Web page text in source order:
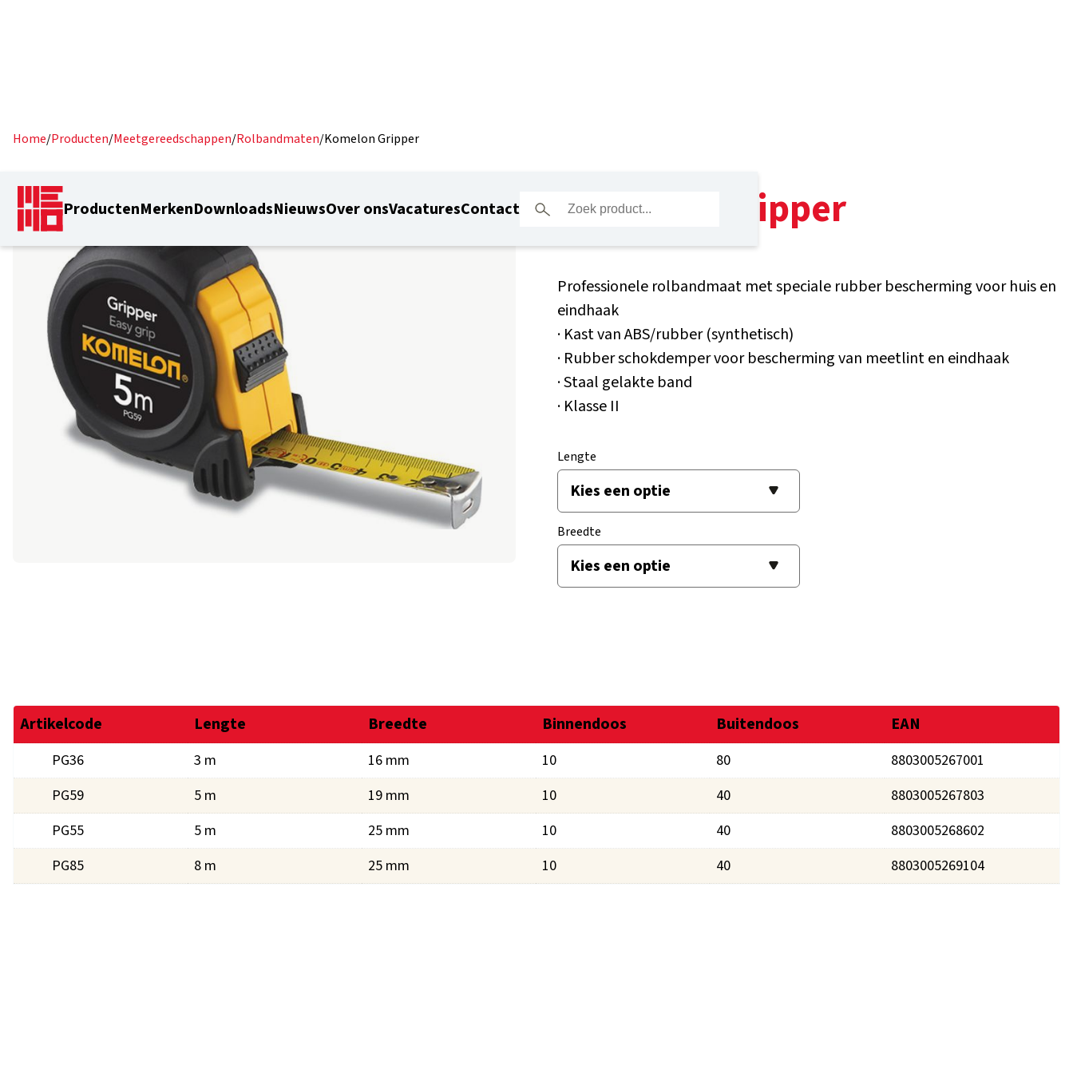
ProductenMerkenDownloadsNieuwsOver onsVacaturesContact
Home/Producten/Meetgereedschappen/Rolbandmaten/Komelon Gripper
Komelon Gripper
Professionele rolbandmaat met speciale rubber bescherming voor huis en
eindhaak
· Kast van ABS/rubber (synthetisch)
· Rubber schokdemper voor bescherming van meetlint en eindhaak
· Staal gelakte band
· Klasse II
Lengte
Breedte
Artikelcode Lengte Breedte Binnendoos Buitendoos EAN
PG36 3 m 16 mm 10 80
8803005267001
PG59
5 m 19 mm 10 40
8803005267803
PG55
5 m 25 mm 10 40
8803005268602
PG85
8 m 25 mm 10 40 8803005269104